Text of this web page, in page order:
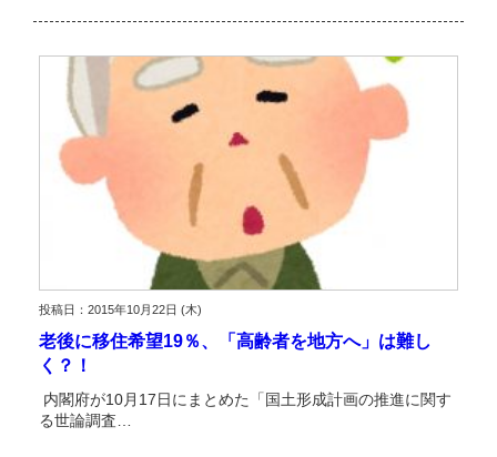
投稿日：2015年10月22日 (木)
老後に移住希望19％、「高齢者を地方へ」は難し
く？！
内閣府が10月17日にまとめた「国土形成計画の推進に関す
る世論調査…